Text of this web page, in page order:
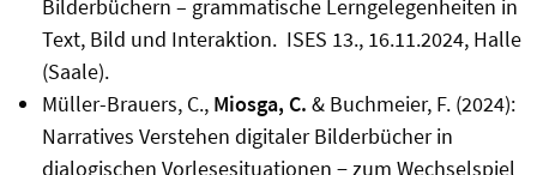
Bilderbüchern – grammatische Lerngelegenheiten in
Text, Bild und Interaktion. ISES 13., 16.11.2024, Halle
(Saale).
Müller-Brauers, C., Miosga, C. & Buchmeier, F. (2024):
Narratives Verstehen digitaler Bilderbücher in
dialogischen Vorlesesituationen − zum Wechselspiel